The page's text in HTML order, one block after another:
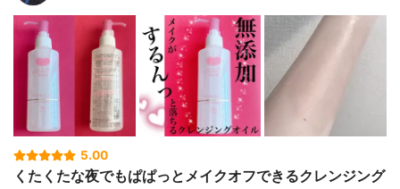
5.00
くたくたな夜でもぱぱっとメイクオフできるクレンジング